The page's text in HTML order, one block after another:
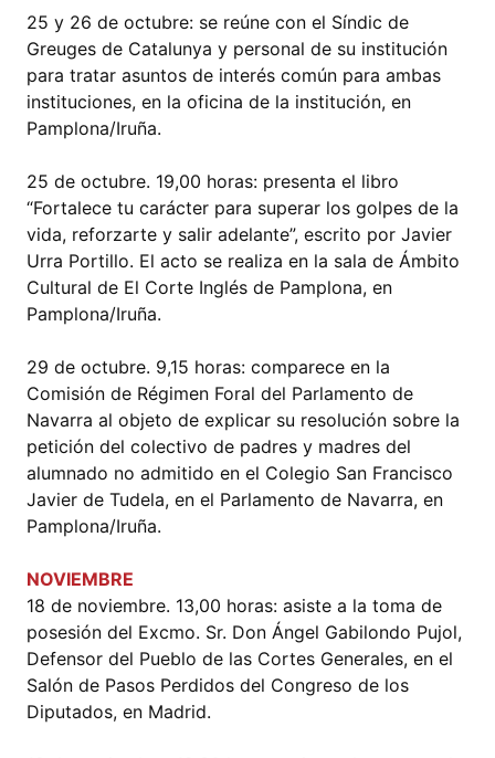
25 y 26 de octubre: se reúne con el Síndic de
Greuges de Catalunya y personal de su institución
para tratar asuntos de interés común para ambas
instituciones, en la oficina de la institución, en
Pamplona/Iruña.
25 de octubre. 19,00 horas: presenta el libro
“Fortalece tu carácter para superar los golpes de la
vida, reforzarte y salir adelante”, escrito por Javier
Urra Portillo. El acto se realiza en la sala de Ámbito
Cultural de El Corte Inglés de Pamplona, en
Pamplona/Iruña.
29 de octubre. 9,15 horas: comparece en la
Comisión de Régimen Foral del Parlamento de
Navarra al objeto de explicar su resolución sobre la
petición del colectivo de padres y madres del
alumnado no admitido en el Colegio San Francisco
Javier de Tudela, en el Parlamento de Navarra, en
Pamplona/Iruña.
NOVIEMBRE
18 de noviembre. 13,00 horas: asiste a la toma de
posesión del Excmo. Sr. Don Ángel Gabilondo Pujol,
Defensor del Pueblo de las Cortes Generales, en el
Salón de Pasos Perdidos del Congreso de los
Diputados, en Madrid.